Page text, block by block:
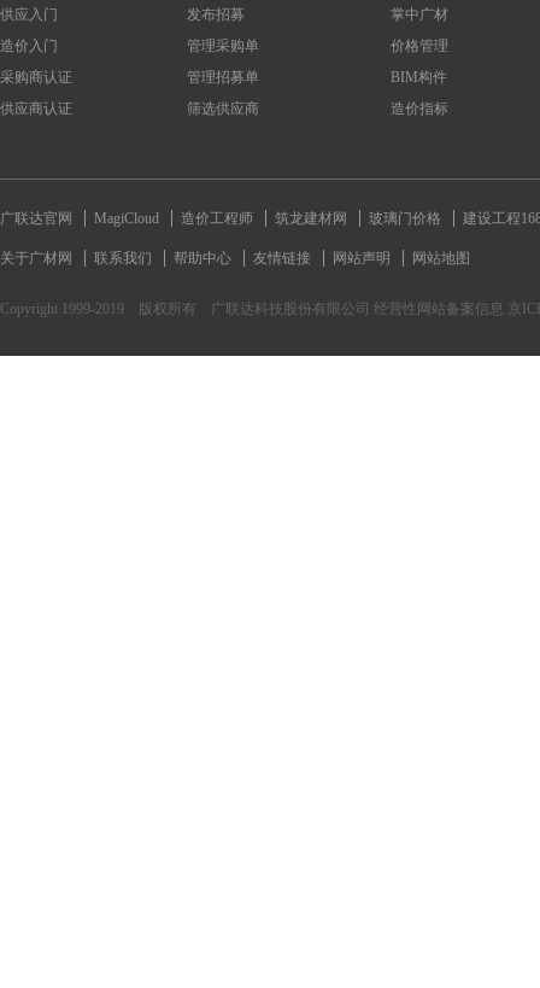
供应入门
造价入门
采购商认证
供应商认证
发布招募
管理采购单
管理招募单
筛选供应商
掌中广材
价格管理
BIM构件
造价指标
广联达官网 MagiCloud 造价工程师 筑龙建材网 玻璃门价格 建设工程
关于广材网 联系我们 帮助中心 友情链接 网站声明 网站地图
Copyright 1999-2019 版权所有 广联达科技股份有限公司 经营性网站备案信息 京